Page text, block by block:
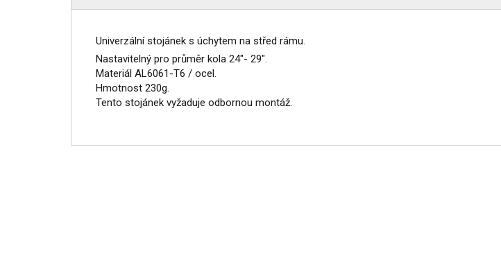
Univerzální stojánek s úchytem na střed rámu.
Nastavitelný pro průměr kola 24"- 29".
Materiál AL6061-T6 / ocel.
Hmotnost 230g.
Tento stojánek vyžaduje odbornou montáž.